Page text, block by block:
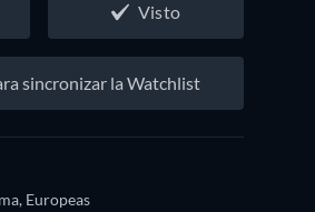
Visto
sincronizar la Watchlist
Europeas